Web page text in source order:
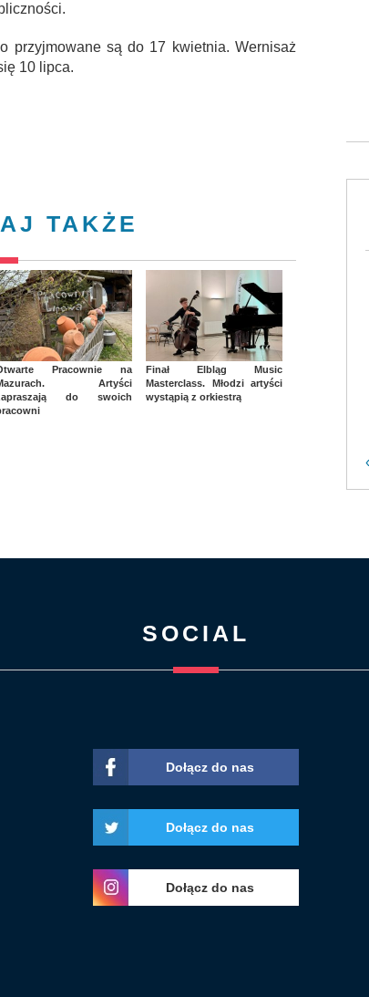
przyjmowane są do 17 kwietnia. Wernisaż
10 lipca.
TAKŻE
Pracownie na
Artyści
do swoich
Finał Elbląg Music
Masterclass. Młodzi artyści
wystąpią z orkiestrą
SOCIAL
Dołącz do nas
Dołącz do nas
Dołącz do nas